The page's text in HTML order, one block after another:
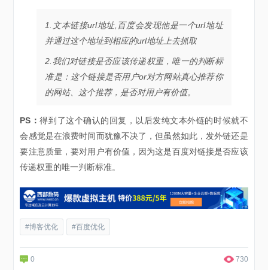
1.文本链接url地址,百度会发现他是一个url地址
并通过这个地址到相应的url地址上去抓取
2.我们对链接是否应该传递权重，唯一的判断标
准是：这个链接是否用户or对方网站真心推荐你
的网站、这个推荐，是否对用户有价值。
PS：得到了这个确认的回复，以后发纯文本外链的时候就不
会感觉是在浪费时间而犹豫不决了，但虽然如此，发外链还是
要注意质量，要对用户有价值，因为这是百度对链接是否应该
传递权重的唯一判断标准。
#博客优化 #百度优化
0 730